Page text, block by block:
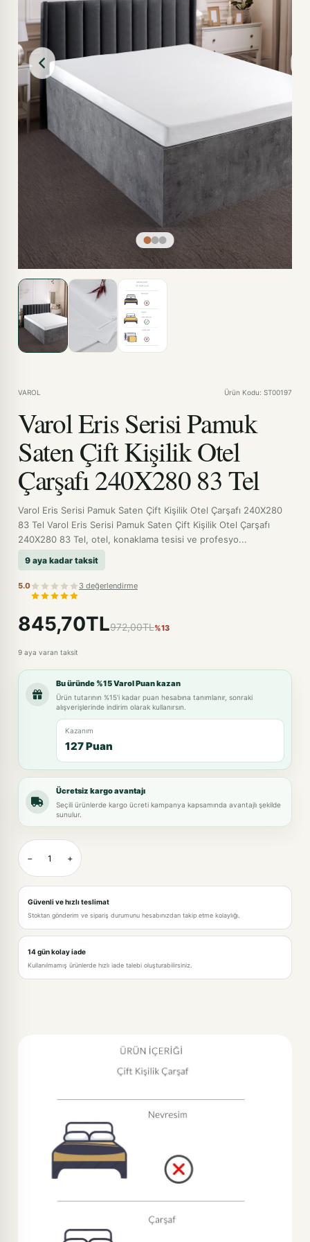
VAROL Ürün Kodu: ST00197
Varol Eris Serisi Pamuk
Saten Çift Kişilik Otel
Çarşafı 240X280 83 Tel
Varol Eris Serisi Pamuk Saten Çift Kişilik Otel Çarşafı 240X280
83 Tel Varol Eris Serisi Pamuk Saten Çift Kişilik Otel Çarşafı
240X280 83 Tel, otel, konaklama tesisi ve profesyo...
9 aya kadar taksit
5.0 3 değerlendirme
845,70TL972,00TL%13
9 aya varan taksit
Bu üründe %15 Varol Puan kazan
Ürün tutarının %15'i kadar puan hesabına tanımlanır, sonraki
alışverişlerinde indirim olarak kullanırsın.
Kazanım
127 Puan
Ücretsiz kargo avantajı
Seçili ürünlerde kargo ücreti kampanya kapsamında avantajlı şekilde
sunulur.
− +
Güvenli ve hızlı teslimat
Stoktan gönderim ve sipariş durumunu hesabınızdan takip etme kolaylığı.
14 gün kolay iade
Kullanılmamış ürünlerde hızlı iade talebi oluşturabilirsiniz.